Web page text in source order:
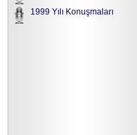
1999 Yılı Konuşmaları